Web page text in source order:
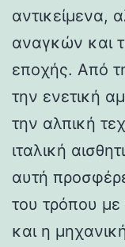
αντικείμενα,
αναγκών και
εποχής. Από
την ενετική
την αλπική
ιταλική
αυτή
του τρόπου με
και η